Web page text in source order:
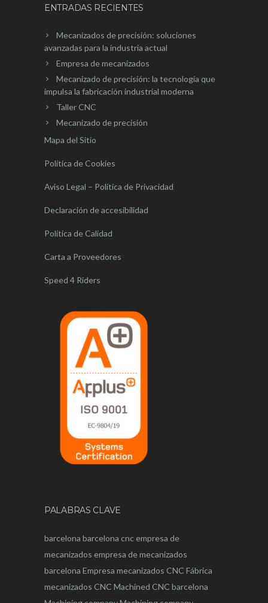
ENTRADAS RECIENTES
Mecanizados de precisión: soluciones
avanzadas para la industria actual
Empresa de mecanizados
Mecanizado de precisión: la tecnología que
impulsa la fabricación industrial moderna
Taller CNC
Mecanizado de precisión
Mapa del Sitio
Política de Cookies
Aviso Legal – Política de Privacidad
Declaración de accesibilidad
Política de Calidad
Carta a Proveedores
Speed 4 Riders
PALABRAS CLAVE
barcelona barcelona cncempresa de
mecanizados empresa de mecanizados
barcelona Empresa mecanizados CNC Fábrica
mecanizados CNC Machined CNC barcelona